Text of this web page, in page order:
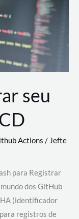
seu
Actions /Jefte
para Registrar
dos GitHub
(identificador
registros de